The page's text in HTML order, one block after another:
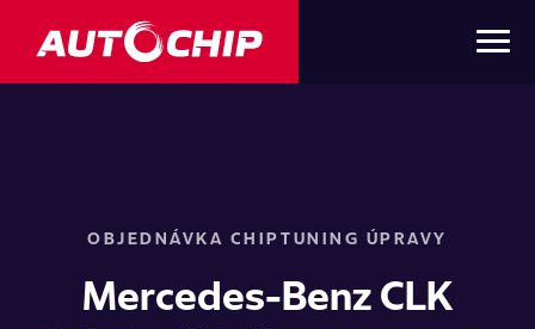
OBJEDNÁVKA CHIPTUNING ÚPRAVY
Mercedes-Benz CLK